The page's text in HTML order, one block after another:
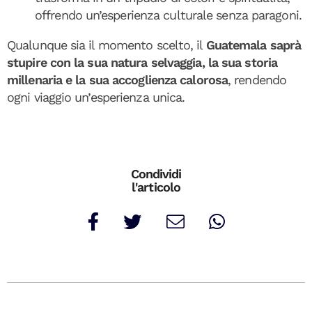
offrendo un’esperienza culturale senza paragoni.
Qualunque sia il momento scelto, il Guatemala saprà
stupire con la sua natura selvaggia, la sua storia
millenaria e la sua accoglienza calorosa, rendendo
ogni viaggio un’esperienza unica.
Condividi
l'articolo